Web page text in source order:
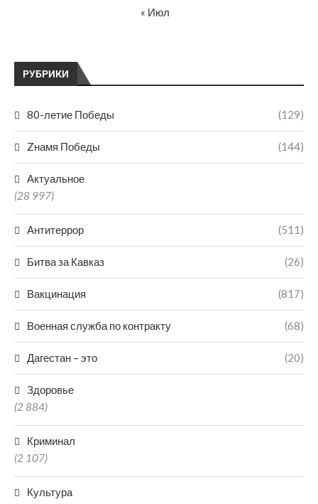
РУБРИКИ
80-летие Победы (129)
Zнамя Победы (144)
Актуальное
(28 997)
Антитеррор (511)
Битва за Кавказ (26)
Вакцинация (817)
Военная служба по контракту (68)
Дагестан – это (20)
Здоровье
(2 884)
Криминал
(2 107)
Культура
« Июл